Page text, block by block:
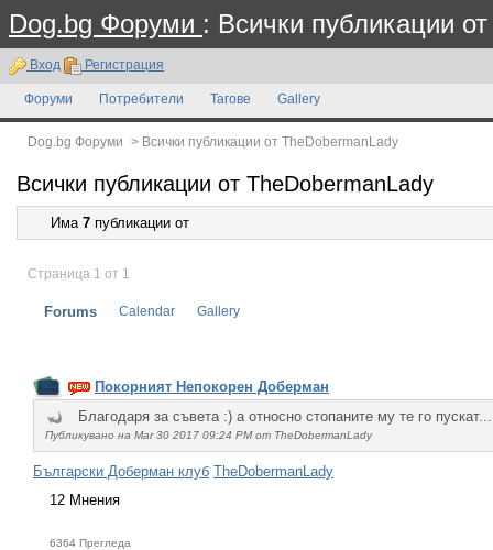
Dog.bg Форуми : Всички публикации
Вход Регистрация
Форуми Потребители Тагове Gallery
Dog.bg Форуми > Всички публикации от TheDobermanLady
Всички публикации от TheDobermanLady
Има 7 публикации от
Страница 1 от 1
Forums Calendar Gallery
Покорният Непокорен Доберман
Благодаря за съвета :) а относно стопаните му те го пускат...
Публикувано на Mar 30 2017 09:24 PM от TheDobermanLady
Български Доберман клуб TheDobermanLady
12 Мнения
6364 Прегледа